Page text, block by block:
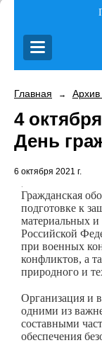
Главная → Архив
4
День
6 октября 2021 г.
.
Гражданская
подготовке к
материальных и
Российской
при военных
конфликтов, а
природного и
Организация и
одними из
составными
обеспечения